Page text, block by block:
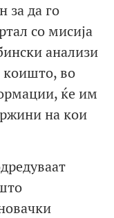
за да го
со мисија
анализи
во
ќе им
на кои